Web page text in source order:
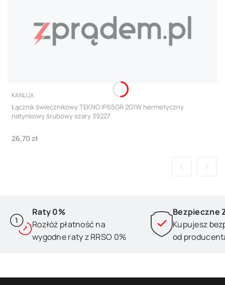
PRODUCENT
KANLUX
Łącznik świecznikowy TEKNO IP65GR 2G1W hermetyczny
natynkowy śrubowy szary 39227
Cena
26,70 zł
Raty 0%
Rozłóż płatność na
wygodne raty z RRSO 0%
Bezpieczne
Kupujesz
od